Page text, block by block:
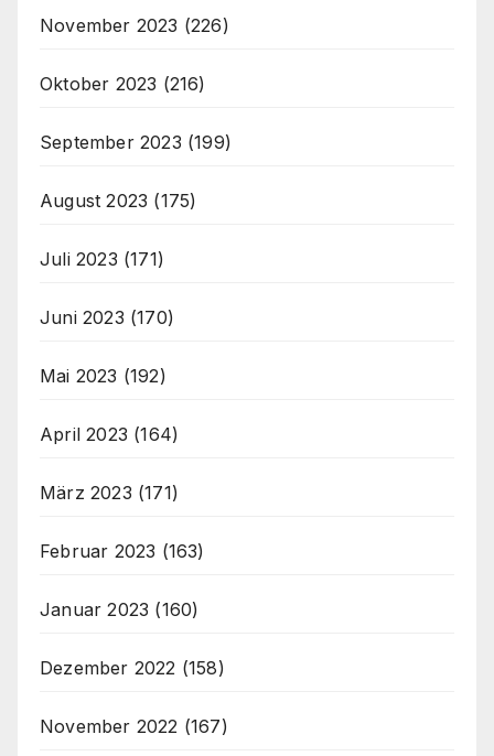
November 2023 (226)
Oktober 2023 (216)
September 2023 (199)
August 2023 (175)
Juli 2023 (171)
Juni 2023 (170)
Mai 2023 (192)
April 2023 (164)
März 2023 (171)
Februar 2023 (163)
Januar 2023 (160)
Dezember 2022 (158)
November 2022 (167)